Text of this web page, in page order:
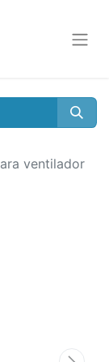
ventilador